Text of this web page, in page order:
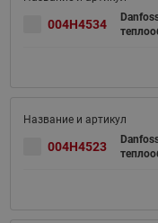
004H4534
004H4523